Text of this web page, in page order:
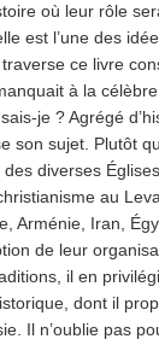
où leur rôle
est l’une des
ce livre
à la célèbre
je ? Agrégé
son sujet. Plutôt
des diverses Églises
au
Arménie, Iran,
de leur
il en
dont il
Il n’oublie pas